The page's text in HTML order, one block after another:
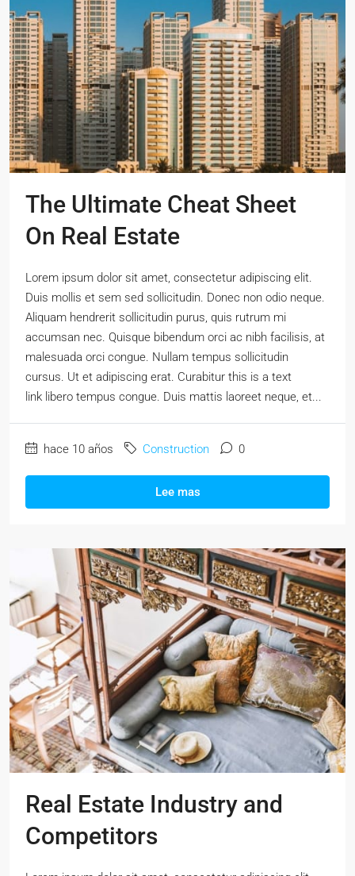
The Ultimate Cheat Sheet
On Real Estate
Lorem ipsum dolor sit amet, consectetur adipiscing elit.
Duis mollis et sem sed sollicitudin. Donec non odio neque.
Aliquam hendrerit sollicitudin purus, quis rutrum mi
accumsan nec. Quisque bibendum orci ac nibh facilisis, at
malesuada orci congue. Nullam tempus sollicitudin
cursus. Ut et adipiscing erat. Curabitur this is a text
link libero tempus congue. Duis mattis laoreet neque, et...
hace 10 años Construction 0
Lee mas
Real Estate Industry and
Competitors